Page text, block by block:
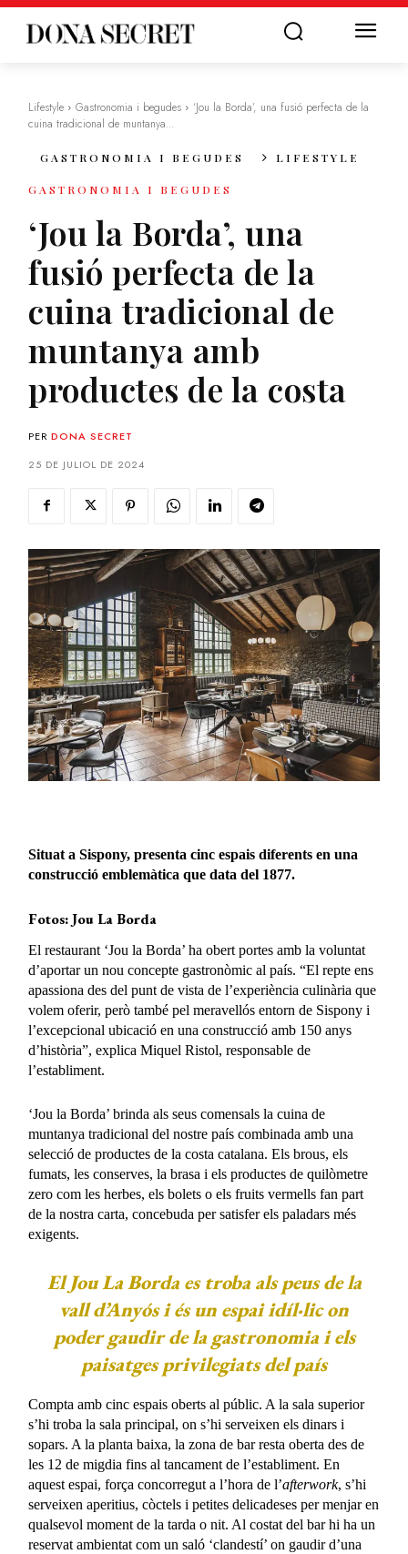
Lifestyle Gastronomia i begudes
‘Jou la Borda’, una fusió perfecta de la
cuina tradicional de muntanya...
GASTRONOMIA I BEGUDES LIFESTYLE
GASTRONOMIA I BEGUDES
‘Jou la Borda’, una
fusió perfecta de la
cuina tradicional de
muntanya amb
productes de la costa
PER DONA SECRET
25 DE JULIOL DE 2024
Situat a Sispony, presenta cinc espais diferents en una
construcció emblemàtica que data del 1877.
Fotos: Jou La Borda
El restaurant ‘Jou la Borda’ ha obert portes amb la voluntat
d’aportar un nou concepte gastronòmic al país. “El repte ens
apassiona des del punt de vista de l’experiència culinària que
volem oferir, però també pel meravellós entorn de Sispony i
l’excepcional ubicació en una construcció amb 150 anys
d’història”, explica Miquel Ristol, responsable de
l’establiment.
‘Jou la Borda’ brinda als seus comensals la cuina de
muntanya tradicional del nostre país combinada amb una
selecció de productes de la costa catalana. Els brous, els
fumats, les conserves, la brasa i els productes de quilòmetre
zero com les herbes, els bolets o els fruits vermells fan part
de la nostra carta, concebuda per satisfer els paladars més
exigents.
El Jou La Borda es troba als peus de la
vall d’Anyós i és un espai idíl·lic on
poder gaudir de la gastronomia i els
paisatges privilegiats del país
Compta amb cinc espais oberts al públic. A la sala superior
s’hi troba la sala principal, on s’hi serveixen els dinars i
sopars. A la planta baixa, la zona de bar resta oberta des de
les 12 de migdia fins al tancament de l’establiment. En
aquest espai, força concorregut a l’hora de l’afterwork, s’hi
serveixen aperitius, còctels i petites delicadeses per menjar en
qualsevol moment de la tarda o nit. Al costat del bar hi ha un
reservat ambientat com un saló ‘clandestí’ on gaudir d’una